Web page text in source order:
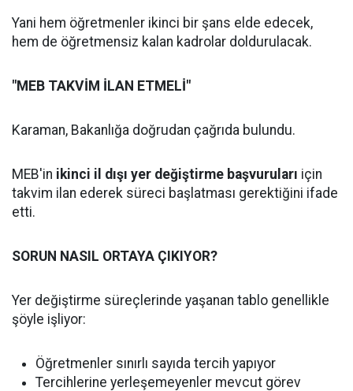
Yani hem öğretmenler ikinci bir şans elde edecek,
hem de öğretmensiz kalan kadrolar doldurulacak.
"MEB TAKVİM İLAN ETMELİ"
Karaman, Bakanlığa doğrudan çağrıda bulundu.
MEB'in ikinci il dışı yer değiştirme başvuruları için
takvim ilan ederek süreci başlatması gerektiğini ifade
etti.
SORUN NASIL ORTAYA ÇIKIYOR?
Yer değiştirme süreçlerinde yaşanan tablo genellikle
şöyle işliyor:
Öğretmenler sınırlı sayıda tercih yapıyor
Tercihlerine yerleşemeyenler mevcut görev